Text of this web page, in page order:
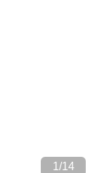
1 /14